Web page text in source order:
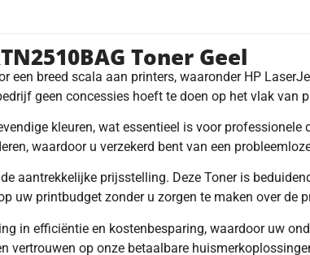
Toner Geel
breed scala aan printers, waaronder HP
geen concessies hoeft te doen op het vlak van
kleuren, wat essentieel is voor
waardoor u verzekerd bent van een
aantrekkelijke prijsstelling. Deze Toner is
uw printbudget zonder u zorgen te maken over de
in efficiëntie en kostenbesparing, waardoor uw
vertrouwen op onze betaalbare